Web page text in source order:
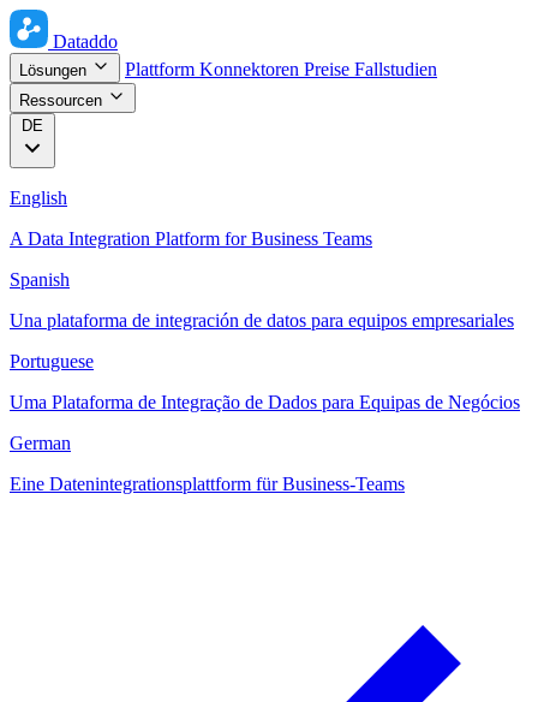
Dataddo
Lösungen Plattform Konnektoren Preise Fallstudien
Ressourcen
DE
English
A Data Integration Platform for Business Teams
Spanish
Una plataforma de integración de datos para equipos empresariales
Portuguese
Uma Plataforma de Integração de Dados para Equipas de Negócios
German
Eine Datenintegrationsplattform für Business-Teams